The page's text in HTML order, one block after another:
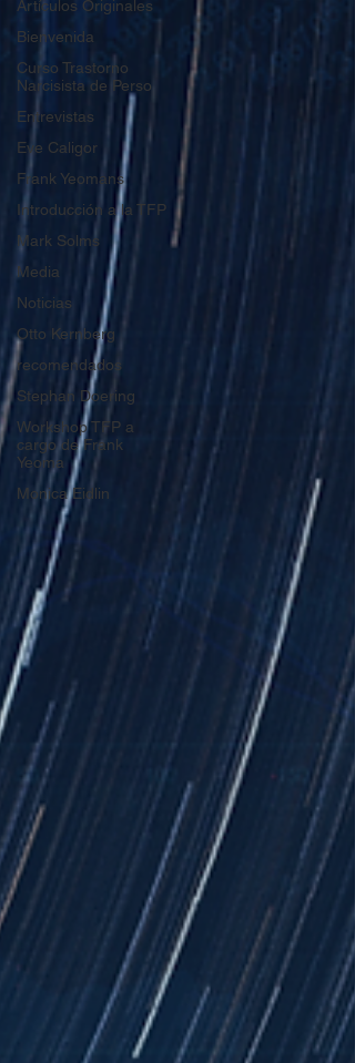
Artículos Originales
Bienvenida
Curso Trastorno
Narcisista de Perso
Entrevistas
Eve Caligor
Frank Yeomans
Introducción a la TFP
Mark Solms
Media
Noticias
Otto Kernberg
recomendados
Stephan Doering
Workshop TFP a
cargo de Frank
Yeoma
Monica Eidlin